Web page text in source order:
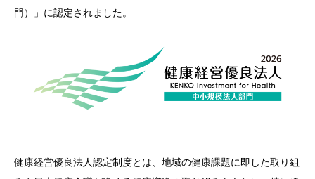
門）」に認定されました。
健康経営優良法人認定制度とは、地域の健康課題に即した取り組